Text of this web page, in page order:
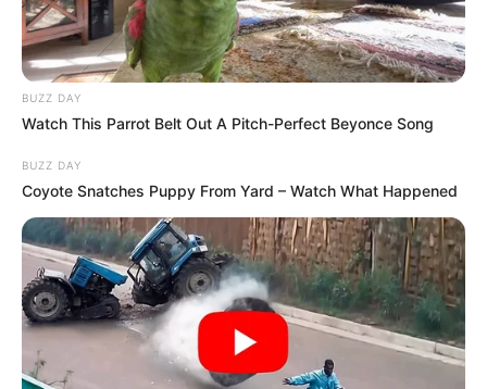
országával is szeretné erősíteni kapcsolatait:
BUZZ DAY
Watch This Parrot Belt Out A Pitch-Perfect Beyonce Song
BUZZ DAY
Coyote Snatches Puppy From Yard – Watch What Happened